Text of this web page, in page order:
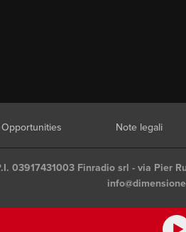
Note legali
03917431003 Finradio srl - via Pier